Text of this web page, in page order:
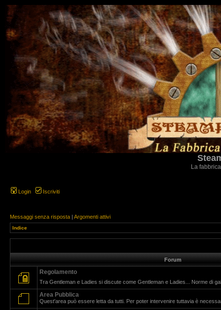
La
Login Iscriviti
Messaggi senza risposta | Argomenti attivi
Indice
Forum
Regolamento
Tra Gentleman e Ladies si discute come Gentleman e Ladies... Norme di
Area Pubblica
Quest'area può essere letta da tutti. Per poter intervenire tuttavia è